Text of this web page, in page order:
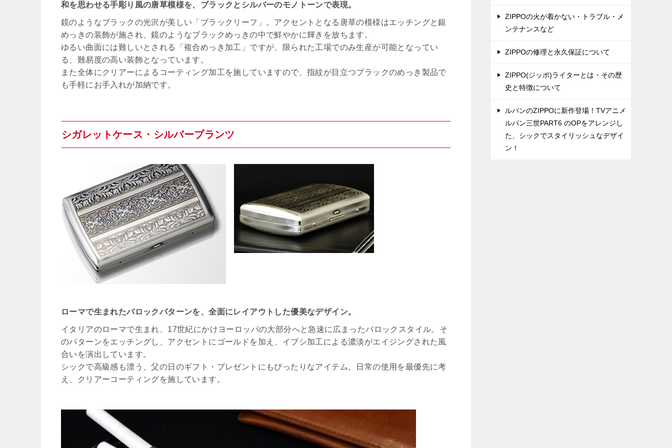
和を思わせる手彫り風の唐草模様を、ブラックとシルバーのモノトーンで表現。
鏡のようなブラックの光沢が美しい「ブラックリーフ」。アクセントとなる唐草の模様はエッチングと銀
めっきの装飾が施され、鏡のようなブラックめっきの中で鮮やかに輝きを放ちます。
ゆるい曲面には難しいとされる「複合めっき加工」ですが、限られた工場でのみ生産が可能となってい
る、難易度の高い装飾となっています。
また全体にクリアーによるコーティング加工を施していますので、指紋が目立つブラックのめっき製品で
も手軽にお手入れが加納です。
シガレットケース・シルバープランツ
ローマで生まれたバロックパターンを、全面にレイアウトした優美なデザイン。
イタリアのローマで生まれ、17世紀にかけヨーロッパの大部分へと急速に広まったバロックスタイル。そ
のパターンをエッチングし、アクセントにゴールドを加え、イブシ加工による濃淡がエイジングされた風
合いを演出しています。
シックで高級感も漂う、父の日のギフト・プレゼントにもぴったりなアイテム。日常の使用を最優先に考
え、クリアーコーティングを施しています。
ZIPPOの火が着かない・トラブル・メ
ンテナンスなど
ZIPPOの修理と永久保証について
ZIPPO(ジッポ)ライターとは・その歴
史と特徴について
ルパンのZIPPOに新作登場！TVアニメ
ルパン三世PART6 のOPをアレンジし
た、シックでスタイリッシュなデザイ
ン！